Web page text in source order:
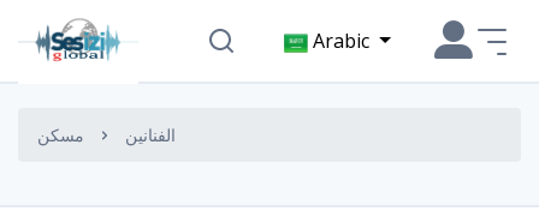
Arabic
مسكن الفنانين